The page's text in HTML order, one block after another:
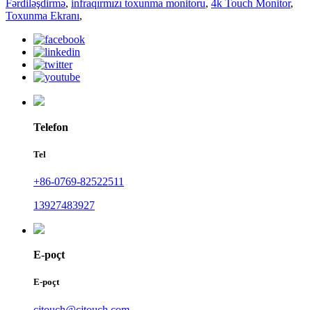
Fərdiləşdirmə, infraqırmızı toxunma monitoru, 4k Touch Monitor,
Toxunma Ekranı,
Telefon
Tel
+86-0769-82522511
13927483927
E-poçt
E-poçt